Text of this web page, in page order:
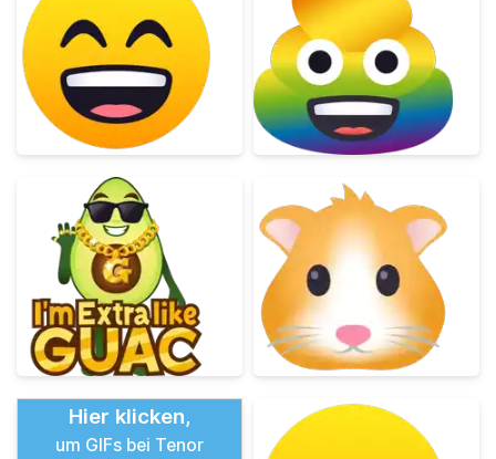
Hier klicken,
um GIFs bei Tenor